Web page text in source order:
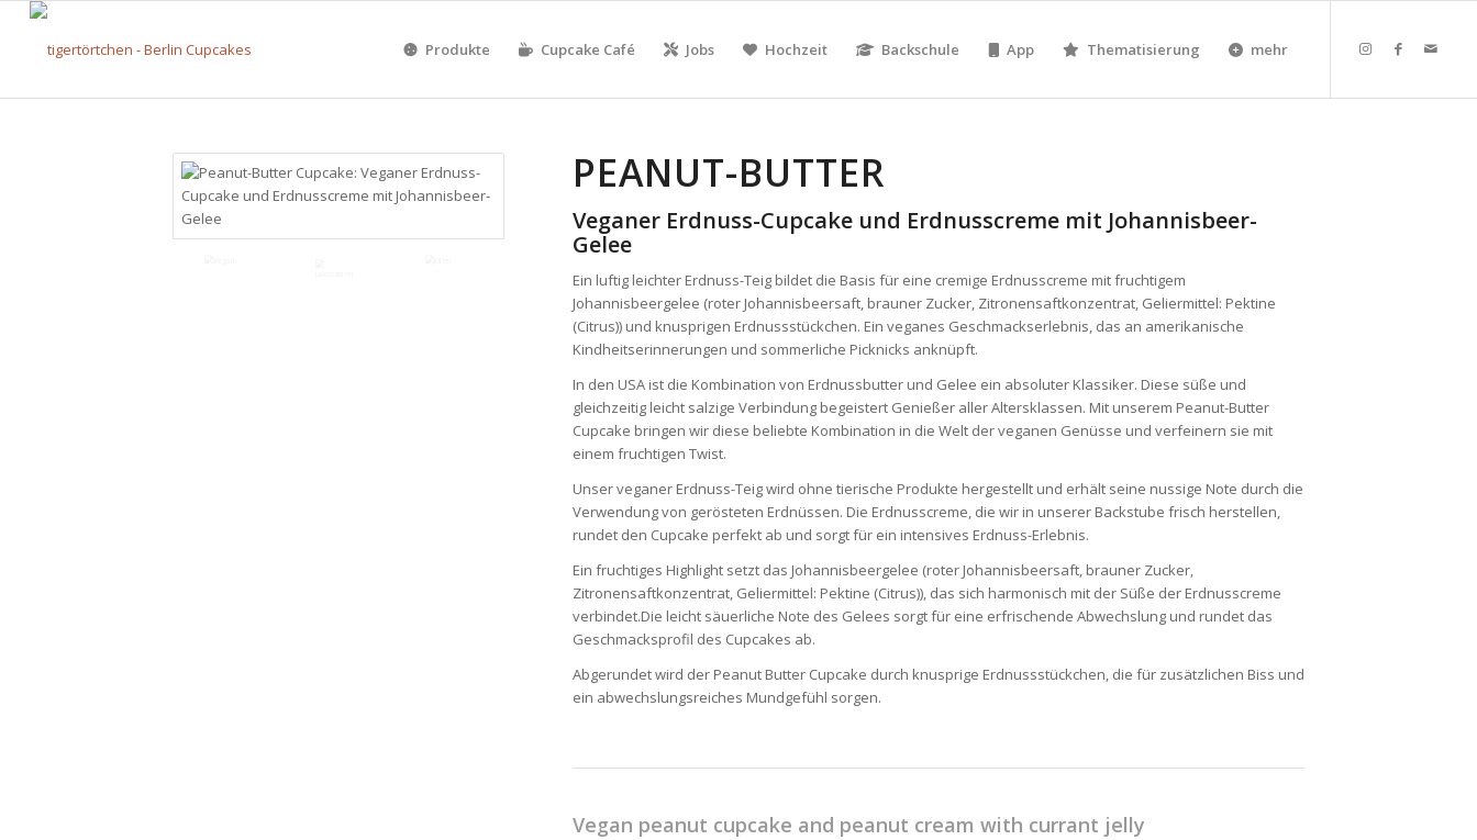
Produkte Cupcake Café Jobs Hochzeit Backschule App Thematisierung mehr
PEANUT-BUTTER
Veganer Erdnuss-Cupcake und Erdnusscreme mit Johannisbeer-
Gelee
Ein luftig leichter Erdnuss-Teig bildet die Basis für eine cremige Erdnusscreme mit fruchtigem
Johannisbeergelee (roter Johannisbeersaft, brauner Zucker, Zitronensaftkonzentrat, Geliermittel: Pektine
(Citrus)) und knusprigen Erdnussstückchen. Ein veganes Geschmackserlebnis, das an amerikanische
Kindheitserinnerungen und sommerliche Picknicks anknüpft.
In den USA ist die Kombination von Erdnussbutter und Gelee ein absoluter Klassiker. Diese süße und
gleichzeitig leicht salzige Verbindung begeistert Genießer aller Altersklassen. Mit unserem Peanut-Butter
Cupcake bringen wir diese beliebte Kombination in die Welt der veganen Genüsse und verfeinern sie mit
einem fruchtigen Twist.
Unser veganer Erdnuss-Teig wird ohne tierische Produkte hergestellt und erhält seine nussige Note durch die
Verwendung von gerösteten Erdnüssen. Die Erdnusscreme, die wir in unserer Backstube frisch herstellen,
rundet den Cupcake perfekt ab und sorgt für ein intensives Erdnuss-Erlebnis.
Ein fruchtiges Highlight setzt das Johannisbeergelee (roter Johannisbeersaft, brauner Zucker,
Zitronensaftkonzentrat, Geliermittel: Pektine (Citrus)), das sich harmonisch mit der Süße der Erdnusscreme
verbindet.Die leicht säuerliche Note des Gelees sorgt für eine erfrischende Abwechslung und rundet das
Geschmacksprofil des Cupcakes ab.
Abgerundet wird der Peanut Butter Cupcake durch knusprige Erdnussstückchen, die für zusätzlichen Biss und
ein abwechslungsreiches Mundgefühl sorgen.
Vegan peanut cupcake and peanut cream with currant jelly